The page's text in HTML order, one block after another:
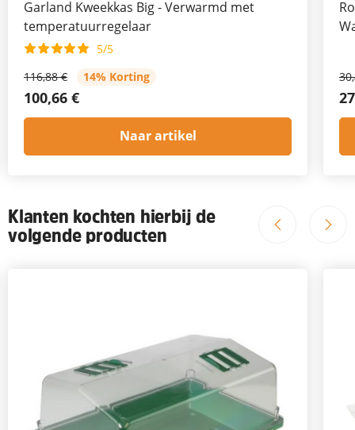
Garland Kweekkas Big - Verwarmd met
temperatuurregelaar
5/5
116,88 €
14% Korting
100,66 €
Naar artikel
Klanten kochten hierbij de
volgende producten